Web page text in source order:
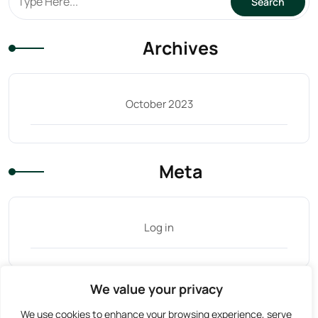
We value your privacy
We use cookies to enhance your browsing experience, serve
Archives
October 2023
Meta
Log in
Tag Cloud